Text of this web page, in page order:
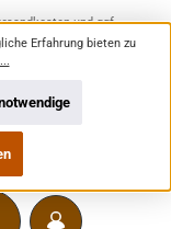
und ggf.
angegeben.
Theme by
Erfahrung bieten zu